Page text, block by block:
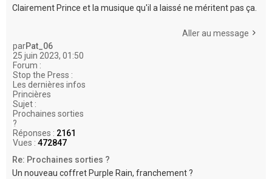
Clairement Prince et la musique qu'il a laissé ne méritent pas ça.
Aller au message
parPat_06
25 juin 2023, 01:50
Forum :
Stop the Press :
Les dernières infos
Princières
Sujet :
Prochaines sorties
?
Réponses : 2161
Vues : 472847
Re: Prochaines sorties ?
Un nouveau coffret Purple Rain, franchement ?